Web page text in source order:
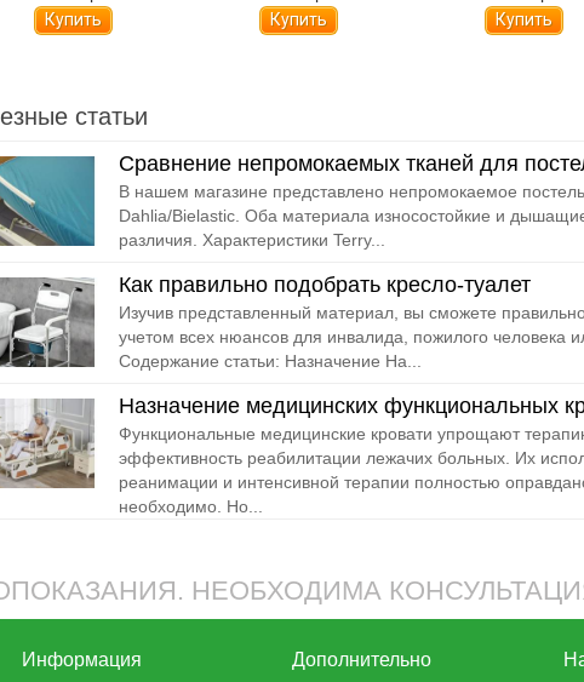
статьи
Сравнение непромокаемых тканей для
В нашем магазине представлено непромокаемое
Dahlia/Bielastic. Оба материала износостойкие и
различия. Характеристики Terry...
Как правильно подобрать кресло-туалет
Изучив представленный материал, вы сможете
учетом всех нюансов для инвалида, пожилого человека
Содержание статьи: Назначение На...
Назначение медицинских функциональных
Функциональные медицинские кровати упрощают
эффективность реабилитации лежачих больных. Их
реанимации и интенсивной терапии полностью
необходимо. Но...
НЕОБХОДИМА
Информация Дополнительно